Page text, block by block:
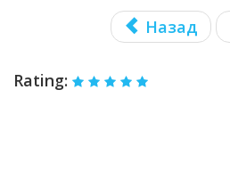
Назад
Rating: